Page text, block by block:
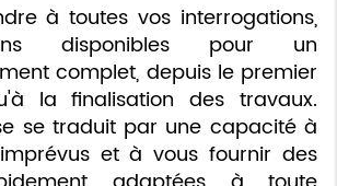
à toutes vos interrogations,
disponibles pour un
complet, depuis le premier
la finalisation des travaux.
se traduit par une capacité à
et à vous fournir des